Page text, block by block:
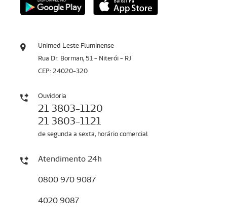
Unimed Leste Fluminense
Rua Dr. Borman, 51 - Niterói - RJ
CEP: 24020-320
Ouvidoria
21 3803-1120
21 3803-1121
de segunda a sexta, horário comercial
Atendimento 24h
0800 970 9087
4020 9087